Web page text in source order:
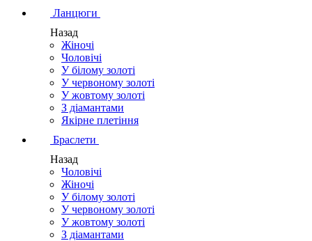
Ланцюги
Назад
Жіночі
Чоловічі
У білому золоті
У червоному золоті
У жовтому золоті
З діамантами
Якірне плетіння
Браслети
Назад
Чоловічі
Жіночі
У білому золоті
У червоному золоті
У жовтому золоті
З діамантами